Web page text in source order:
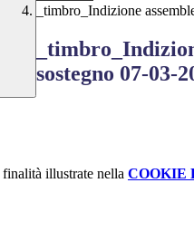
_timbro_Indizione
sostegno 07-03-
illustrate nella COOKIE